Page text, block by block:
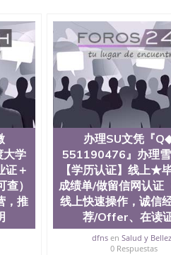
微信:551190476 Q/微信
.
制、成绩单文凭、改成绩、教育部
历书制作、假制作、办理、仿制
、使馆证明、使馆留学回国人员
学生学位认证、英国文凭学历、
微信：551190476 圣何
学毕业证（San Jose State
学成绩单（San Jose State
学成绩单（San Jose State
立大学（San Jose State
学（ San Jose State University）
Jose State University）圣何塞
Jose State University）圣何塞
State University）圣何塞州立大
University）圣何塞州立大学（
）圣何塞州立大学（San Jose
学
证＋
）
，推
办理SU文凭『
551190476』办理
【学历认证】线上★
成绩单/做留信网认证
线上快速操作，诚信
荐/Offer、在读
dfnsen Salud y
0 Respuestas